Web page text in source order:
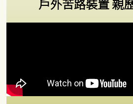
戶外苦路裝置 親